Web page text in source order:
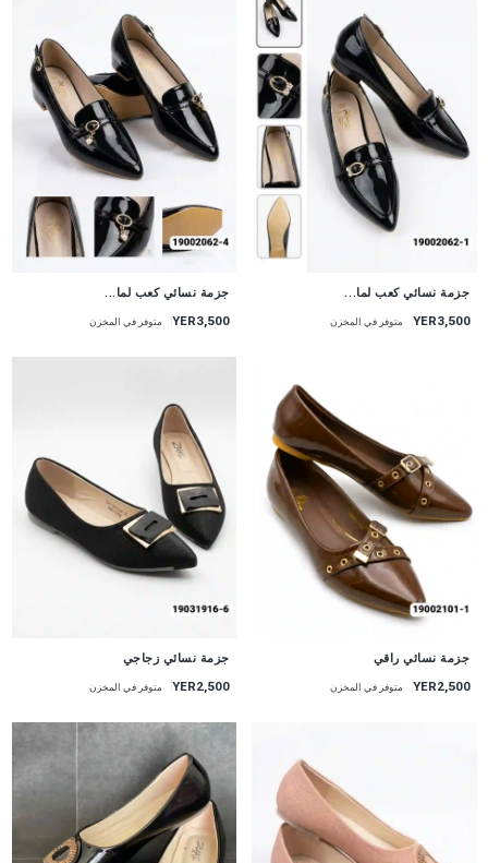
جزمة نسائي كعب لما...
YER3,500 متوفر في المخزن
جزمة نسائي كعب لما...
YER3,500 متوفر في المخزن
جزمة نسائي راقي
YER2,500 متوفر في المخزن
جزمة نسائي زجاجي
YER2,500 متوفر في المخزن